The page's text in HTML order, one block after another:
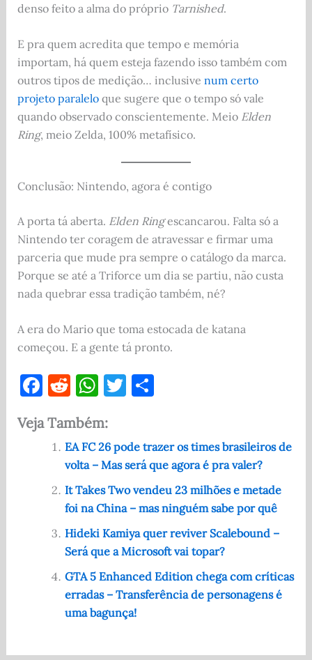
denso feito a alma do próprio Tarnished.
E pra quem acredita que tempo e memória
importam, há quem esteja fazendo isso também com
outros tipos de medição… inclusive num certo
projeto paraleloque sugere que o tempo só vale
quando observado conscientemente. Meio Elden
Ring, meio Zelda, 100% metafísico.
Conclusão: Nintendo, agora é contigo
A porta tá aberta. Elden Ringescancarou. Falta só a
Nintendo ter coragem de atravessar e firmar uma
parceria que mude pra sempre o catálogo da marca.
Porque se até a Triforce um dia se partiu, não custa
nada quebrar essa tradição também, né?
A era do Mario que toma estocada de katana
começou. E a gente tá pronto.
F
c
e
o
k
R
d
di
t
W
at
s
A
p
p
T
te
r
S
e
Veja Também:
EA FC 26 pode trazer os times brasileiros de
volta – Mas será que agora é pra valer?
It Takes Two vendeu 23 milhões e metade
foi na China – mas ninguém sabe por quê
Hideki Kamiya quer reviver Scalebound –
Será que a Microsoft vai topar?
GTA 5 Enhanced Edition chega com críticas
erradas – Transferência de personagens é
uma bagunça!